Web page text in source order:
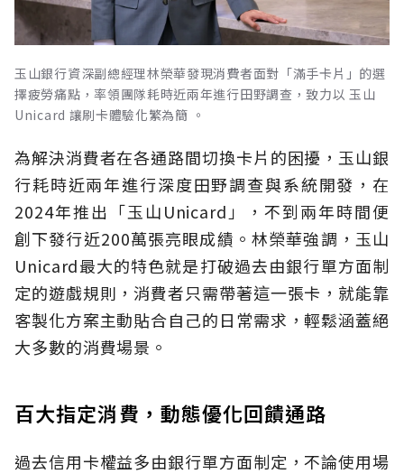
玉山銀行資深副總經理林榮華發現消費者面對「滿手卡片」的選
擇疲勞痛點，率領團隊耗時近兩年進行田野調查，致力以 玉山
Unicard 讓刷卡體驗化繁為簡 。
為解決消費者在各通路間切換卡片的困擾，玉山銀
行耗時近兩年進行深度田野調查與系統開發，在
2024年推出「玉山Unicard」，不到兩年時間便
創下發行近200萬張亮眼成績。林榮華強調，玉山
Unicard最大的特色就是打破過去由銀行單方面制
定的遊戲規則，消費者只需帶著這一張卡，就能靠
客製化方案主動貼合自己的日常需求，輕鬆涵蓋絕
大多數的消費場景。
百大指定消費，動態優化回饋通路
過去信用卡權益多由銀行單方面制定，不論使用場